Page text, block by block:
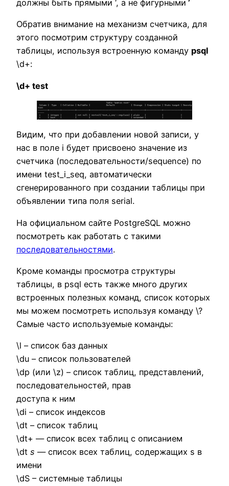
должны быть прямыми ‘, а не фигурными ’
Обратив внимание на механизм счетчика, для
этого посмотрим структуру созданной
таблицы, используя встроенную команду psql
\d+:
\d+ test
Видим, что при добавлении новой записи, у
нас в поле i будет присвоено значение из
счетчика (последовательности/sequence) по
имени test_i_seq, автоматически
сгенерированного при создании таблицы при
объявлении типа поля serial.
На официальном сайте PostgreSQL можно
посмотреть как работать с такими
последовательностями.
Кроме команды просмотра структуры
таблицы, в psql есть также много других
встроенных полезных команд, список которых
мы можем посмотреть используя команду \?
Самые часто используемые команды:
\l – список баз данных
\du – список пользователей
\dp (или \z) – список таблиц, представлений,
последовательностей, прав
доступа к ним
\di – список индексов
\dt – список таблиц
\dt+ — список всех таблиц с описанием
\dt s — список всех таблиц, содержащих s в
имени
\dS – системные таблицы